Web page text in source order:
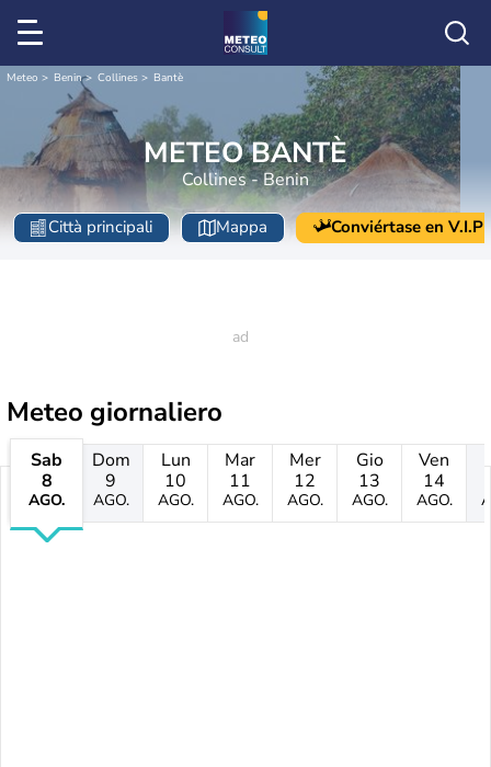
Meteo Benin Collines Bantè
METEO BANTÈ
Collines - Benin
Città principali Mappa Conviértase en V.I.P
Meteo giornaliero
Sab
8
AGO.
Dom
9
AGO.
Lun
10
AGO.
Mar
11
AGO.
Mer
12
AGO.
Gio
13
AGO.
Ven
14
AGO.